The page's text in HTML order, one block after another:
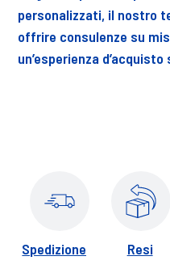
personalizzati, il nostro
offrire consulenze su
un’esperienza
Spedizione Resi